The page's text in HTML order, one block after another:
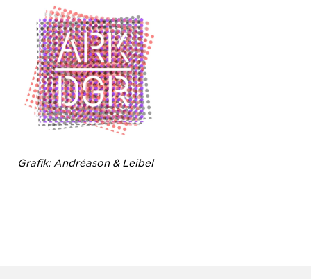
Grafik: Andréason & Leibel